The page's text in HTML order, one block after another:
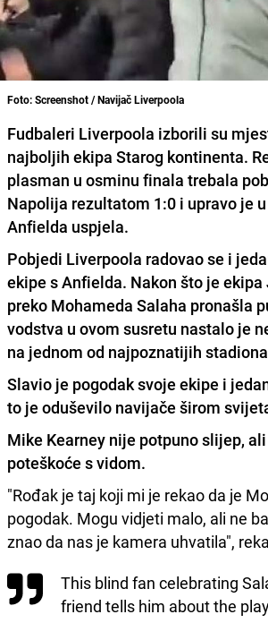
Foto: Screenshot / Navijač Liverpoola
Fudbaleri Liverpoola izborili su
najboljih ekipa Starog kontinenta.
plasman u osminu finala trebala
Napolija rezultatom 1:0 i upravo je
Anfielda uspjela.
Pobjedi Liverpoola radovao se i
ekipe s Anfielda. Nakon što je ekipa
preko Mohameda Salaha pronašla
vodstva u ovom susretu nastalo je
na jednom od najpoznatijih
Slavio je pogodak svoje ekipe i
to je oduševilo navijače širom
Mike Kearney nije potpuno slijep,
poteškoće s vidom.
"Rođak je taj koji mi je rekao da je
pogodak. Mogu vidjeti malo, ali ne
znao da nas je kamera uhvatila",
This blind fan celebrating
friend tells him about the